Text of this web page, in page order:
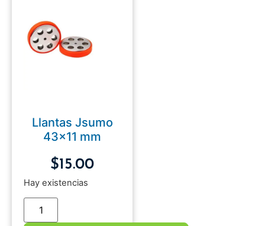
Llantas Jsumo
43×11 mm
$15.00
Hay existencias